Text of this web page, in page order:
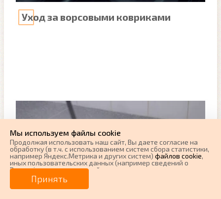
Уход за ворсовыми ковриками
Мы используем файлы cookie
Продолжая использовать наш cайт, Вы даете согласие на
обработку (в т.ч. с использованием систем сбора статистики,
например Яндекс.Метрика и других систем) файлов cookie,
иных пользовательских данных (например сведений о
Вашем ip-адресе, сведений о местоположении, типе
устройства, времени посещения страницы, сведений о
ресурсах сети Интернет, с которых были совершены
переходы на наш сайт, сведения о Ваших действиях на сайте
Принять